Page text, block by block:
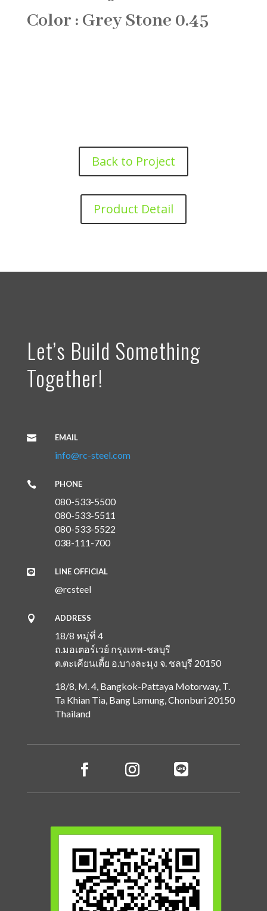
Color : Grey Stone 0.45
Back to Project
Product Detail
Let’s Build Something
Together!
 EMAIL
info@rc-steel.com
 PHONE
080-533-5500
080-533-5511
080-533-5522
038-111-700
 LINE OFFICIAL
@rcsteel
 ADDRESS
18/8 หมู่ที่ 4
ถ.มอเตอร์เวย์ กรุงเทพ-ชลบุรี
ต.ตะเคียนเตี้ย อ.บางละมุง จ. ชลบุรี 20150
18/8, M. 4, Bangkok-Pattaya Motorway, T.
Ta Khian Tia, Bang Lamung, Chonburi 20150
Thailand